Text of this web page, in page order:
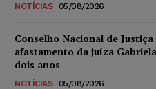
NOTÍCIAS 05/08/2026
Conselho Nacional de
afastamento da juíza
dois anos
NOTÍCIAS 05/08/2026